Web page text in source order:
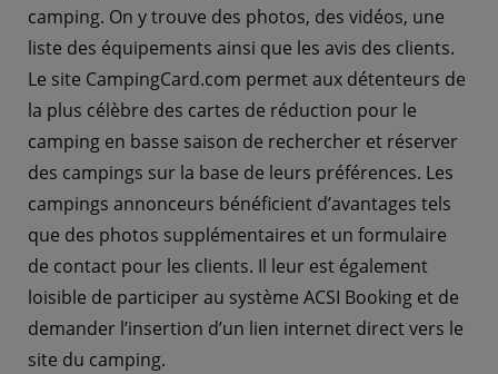
camping. On y trouve des photos, des vidéos, une
liste des équipements ainsi que les avis des clients.
Le site CampingCard.com permet aux détenteurs de
la plus célèbre des cartes de réduction pour le
camping en basse saison de rechercher et réserver
des campings sur la base de leurs préférences. Les
campings annonceurs bénéficient d’avantages tels
que des photos supplémentaires et un formulaire
de contact pour les clients. Il leur est également
loisible de participer au système ACSI Booking et de
demander l’insertion d’un lien internet direct vers le
site du camping.